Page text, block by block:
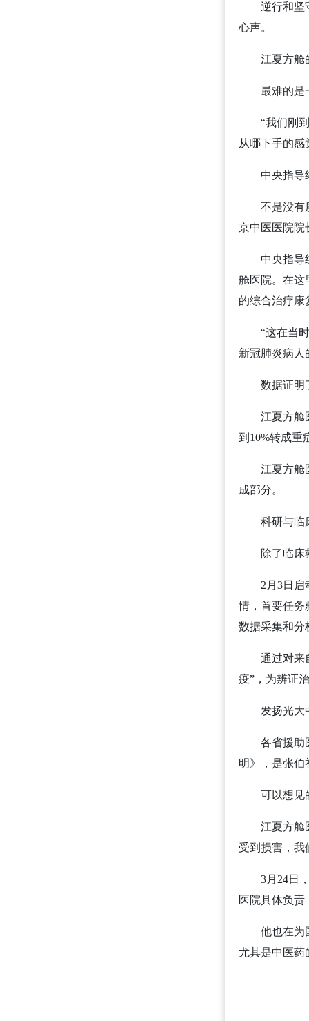
逆行和坚守
心声。
江夏方舱
最难的是
“我们刚到
从哪下手的感
中央指导组
不是没有质
京中医医院院
中央指导组
舱医院。在这
的综合治疗康
“这在当时
新冠肺炎病人
数据证明了
江夏方舱医
到10%转成重
江夏方舱医
成部分。
科研与临
除了临床救
2月3日启动
情，首要任务
数据采集和分
通过对来自
疫”，为辨证
发扬光大
各省援助医
明》，是张伯
可以想见的
江夏方舱医
受到损害，我
3月24日，
医院具体负
他也在为国
尤其是中医药